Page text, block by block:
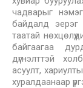
чадварыг
байдалд эерэг
таатай
байгаагаа
дүгнэлттэй
асуулт,
хуралдаанаар